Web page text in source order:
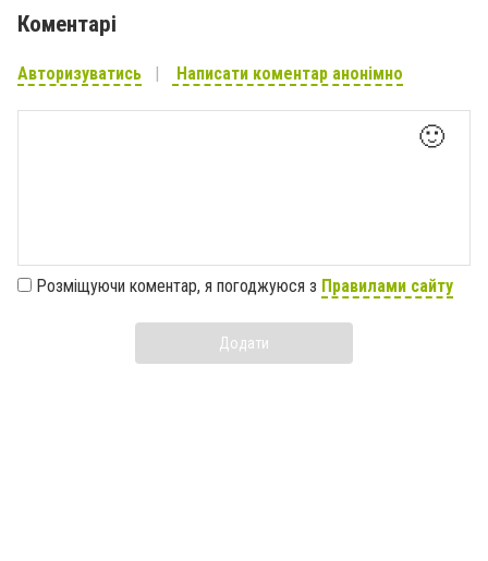
Коментарі
Авторизуватись Написати коментар анонімно
🙂
Розміщуючи коментар, я погоджуюся з Правилами сайту
Додати